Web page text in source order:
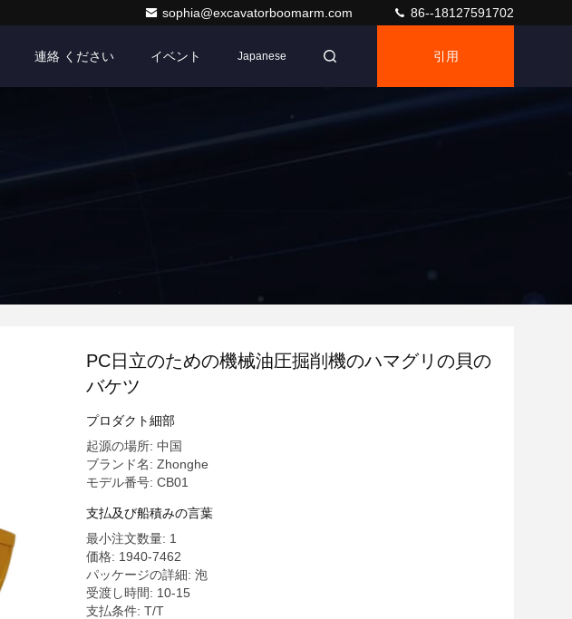
sophia@excavatorboomarm.com 86--18127591702
連絡 ください イベント Japanese 引用
PC日立のための機械油圧掘削機のハマグリの貝の
バケツ
プロダクト細部
起源の場所: 中国
ブランド名: Zhonghe
モデル番号: CB01
支払及び船積みの言葉
最小注文数量: 1
価格: 1940-7462
パッケージの詳細: 泡
受渡し時間: 10-15
支払条件: T/T